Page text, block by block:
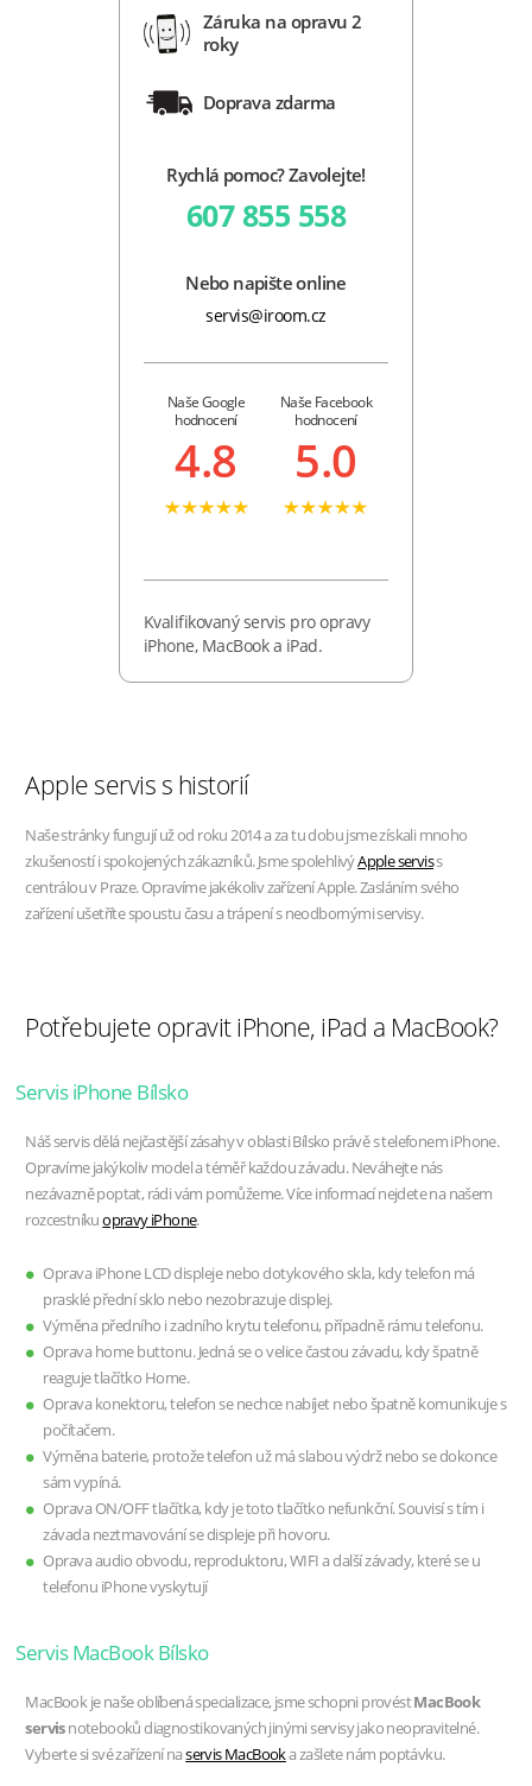
Záruka na opravu 2
roky
Doprava zdarma
Rychlá pomoc? Zavolejte!
607 855 558
Nebo napište online
servis@iroom.cz
Naše Google
hodnocení
4.8
Naše Facebook
hodnocení
5.0
Kvalifikovaný servis pro opravy
iPhone, MacBook a iPad.
Apple servis s historií
Naše stránky fungují už od roku 2014 a za tu dobu jsme získali mnoho
zkušeností i spokojených zákazníků. Jsme spolehlivýApple serviss
centrálou v Praze. Opravíme jakékoliv zařízení Apple. Zasláním svého
zařízení ušetříte spoustu času a trápení s neodbornými servisy.
Potřebujete opravit iPhone, iPad a MacBook?
Servis iPhone Bílsko
Náš servis dělá nejčastější zásahy v oblasti Bílsko právě s telefonem iPhone.
Opravíme jakýkoliv model a téměř každou závadu. Neváhejte nás
nezávazně poptat, rádi vám pomůžeme. Více informací nejdete na našem
rozcestníkuopravy iPhone.
Oprava iPhone LCD displeje nebo dotykového skla, kdy telefon má
prasklé přední sklo nebo nezobrazuje displej.
Výměna předního i zadního krytu telefonu, případně rámu telefonu.
Oprava home buttonu. Jedná se o velice častou závadu, kdy špatně
reaguje tlačítko Home.
Oprava konektoru, telefon se nechce nabíjet nebo špatně komunikuje s
počítačem.
Výměna baterie, protože telefon už má slabou výdrž nebo se dokonce
sám vypíná.
Oprava ON/OFF tlačítka, kdy je toto tlačítko nefunkční. Souvisí s tím i
závada neztmavování se displeje při hovoru.
Oprava audio obvodu, reproduktoru, WIFI a další závady, které se u
telefonu iPhone vyskytují
Servis MacBook Bílsko
MacBook je naše oblíbená specializace, jsme schopni provéstMacBook
servisnotebooků diagnostikovaných jinými servisy jako neopravitelné.
Vyberte si své zařízení naservis MacBooka zašlete nám poptávku.